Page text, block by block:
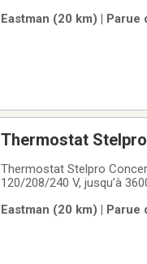
Eastman (20 km) |
Thermostat
Thermostat Stelpro
120/208/240 V, jusqu’à
Eastman (20 km) |